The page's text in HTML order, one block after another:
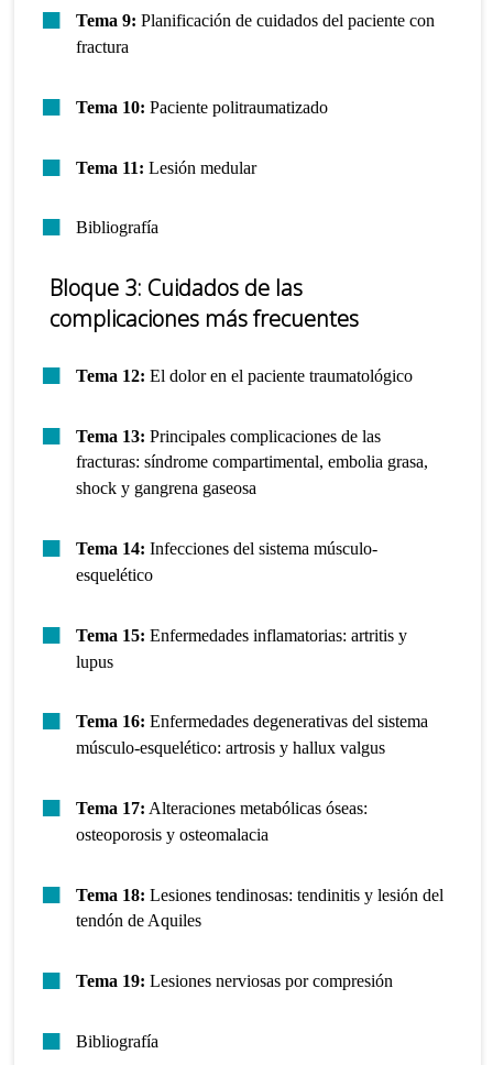
Tema 9: Planificación de cuidados del paciente con
fractura
Tema 10: Paciente politraumatizado
Tema 11: Lesión medular
Bibliografía
Bloque 3: Cuidados de las
complicaciones más frecuentes
Tema 12: El dolor en el paciente traumatológico
Tema 13: Principales complicaciones de las
fracturas: síndrome compartimental, embolia grasa,
shock y gangrena gaseosa
Tema 14: Infecciones del sistema músculo-
esquelético
Tema 15: Enfermedades inflamatorias: artritis y
lupus
Tema 16: Enfermedades degenerativas del sistema
músculo-esquelético: artrosis y hallux valgus
Tema 17: Alteraciones metabólicas óseas:
osteoporosis y osteomalacia
Tema 18: Lesiones tendinosas: tendinitis y lesión del
tendón de Aquiles
Tema 19: Lesiones nerviosas por compresión
Bibliografía